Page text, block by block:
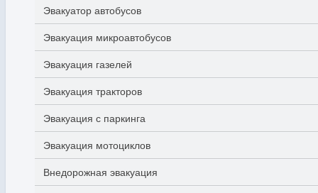
Эвакуатор автобусов
Эвакуация микроавтобусов
Эвакуация газелей
Эвакуация тракторов
Эвакуация с паркинга
Эвакуация мотоциклов
Внедорожная эвакуация